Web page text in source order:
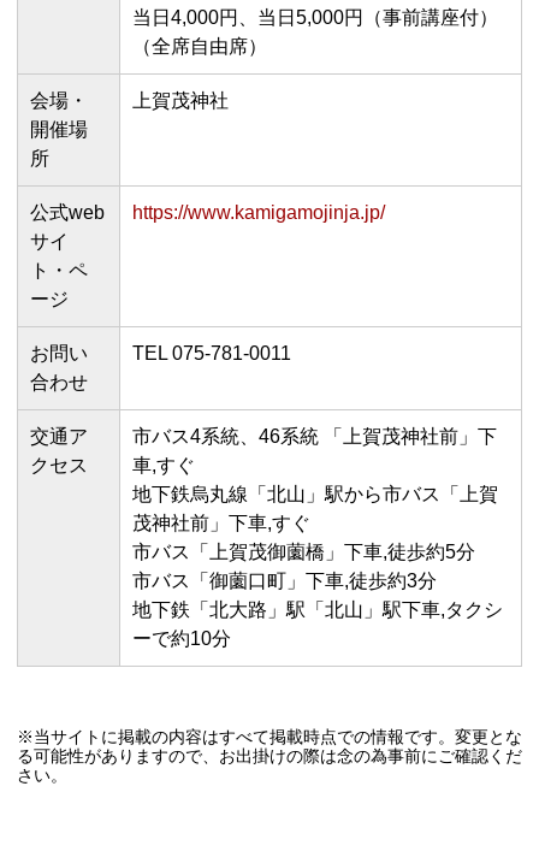
当日4,000円、当日5,000円（事前講座付）
（全席自由席）
会場・
開催場
所
上賀茂神社
公式web
サイ
ト・ペ
ージ
https://www.kamigamojinja.jp/
お問い
合わせ
TEL 075-781-0011
交通ア
クセス
市バス4系統、46系統 「上賀茂神社前」下
車,すぐ
地下鉄烏丸線「北山」駅から市バス「上賀
茂神社前」下車,すぐ
市バス「上賀茂御薗橋」下車,徒歩約5分
市バス「御薗口町」下車,徒歩約3分
地下鉄「北大路」駅「北山」駅下車,タクシ
ーで約10分
※当サイトに掲載の内容はすべて掲載時点での情報です。変更とな
る可能性がありますので、お出掛けの際は念の為事前にご確認くだ
さい。